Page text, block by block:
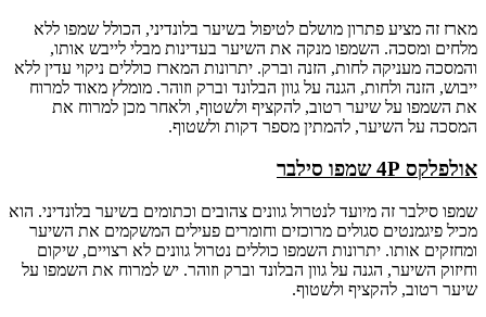
מארז זה מציע פתרון מושלם לטיפול בשיער בלונדיני, הכולל שמפו ללא
מלחים ומסכה. השמפו מנקה את השיער בעדינות מבלי לייבש אותו,
והמסכה מעניקה לחות, הזנה וברק. יתרונות המארז כוללים ניקוי עדין ללא
ייבוש, הזנה ולחות, הגנה על גוון הבלונד וברק וזוהר. מומלץ מאוד למרוח
את השמפו על שיער רטוב, להקציף ולשטוף, ולאחר מכן למרוח את
המסכה על השיער, להמתין מספר דקות ולשטוף.
אולפלקס 4P שמפו סילבר
שמפו סילבר זה מיועד לנטרול גוונים צהובים וכתומים בשיער בלונדיני. הוא
מכיל פיגמנטים סגולים מרוכזים וחומרים פעילים המשקמים את השיער
ומחזקים אותו. יתרונות השמפו כוללים נטרול גוונים לא רצויים, שיקום
וחיזוק השיער, הגנה על גוון הבלונד וברק וזוהר. יש למרוח את השמפו על
שיער רטוב, להקציף ולשטוף.